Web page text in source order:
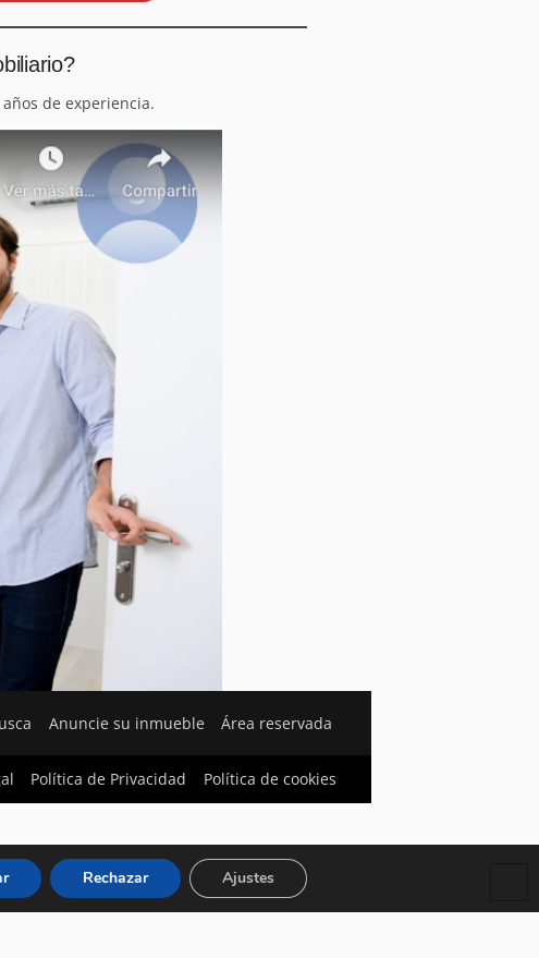
de experiencia.
Anuncie su inmueble Área reservada
Política de Privacidad Política de cookies
Rechazar Ajustes